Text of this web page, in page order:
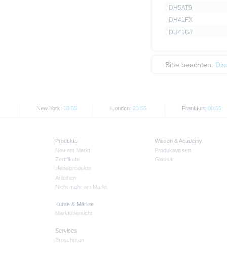
DH5AT9
DH41FX
DH41G7
Bitte beachten:
New York: 18:55 London: 23:55 Frankfurt: 00:55
Produkte
Neu am Markt
Zertifikate
Hebelprodukte
Anleihen
Nicht mehr am Markt
Kurse & Märkte
Marktübersicht
Services
Broschüren
Wissen & Academy
Produktwissen
Glossar